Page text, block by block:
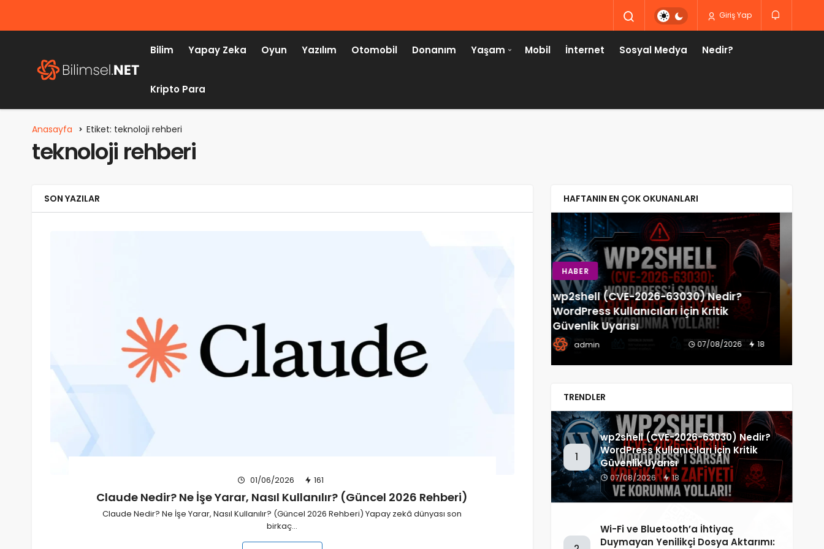
Giriş Yap
Bilim Yapay Zeka Oyun Yazılım Otomobil Donanım Yaşam Mobil İnternet Sosyal Medya Nedir?
Kripto Para
Anasayfa Etiket: teknoloji rehberi
teknoloji rehberi
SON YAZILAR
01/06/2026 161
Claude Nedir? Ne İşe Yarar, Nasıl Kullanılır? (Güncel 2026 Rehberi)
Claude Nedir? Ne İşe Yarar, Nasıl Kullanılır? (Güncel 2026 Rehberi) Yapay zekâ dünyası son
birkaç…
HAFTANIN EN ÇOK OKUNANLARI
Güvenlik Uyarısı
admin
TEKNOLOJI
Wi-Fi ve Bluetooth’a İhtiyaç Duymayan
Yenilikçi Dosya Aktarımı: Decimen
Optical Transfer!
admin 03/08/2026
TRENDLER
1
wp2shell (CVE-2026-63030) Nedir?
WordPress Kullanıcıları İçin Kritik
Güvenlik Uyarısı
07/08/2026 18
Wi-Fi ve Bluetooth’a İhtiyaç
Duymayan Yenilikçi Dosya Aktarımı: